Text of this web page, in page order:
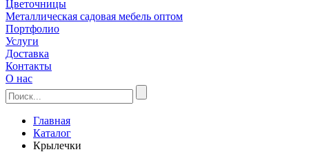
Цветочницы
Металлическая садовая мебель оптом
Портфолио
Услуги
Доставка
Контакты
О нас
Главная
Каталог
Крылечки